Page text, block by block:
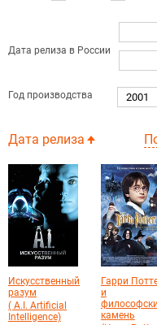
Дата релиза в России
Год производства
Дата релиза
Искусственный
разум
( A.I. Artificial
Intelligence)
Гарри
и
камень